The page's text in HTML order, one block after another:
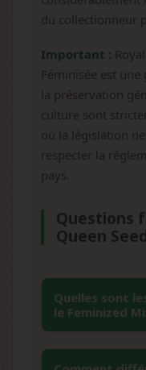
du collectionneur
Important :
Féminisée est
la préservation
culture sont
où la législation
respecter la
pays.
Questions
Queen
Quelles sont
le Feminized
Le mix